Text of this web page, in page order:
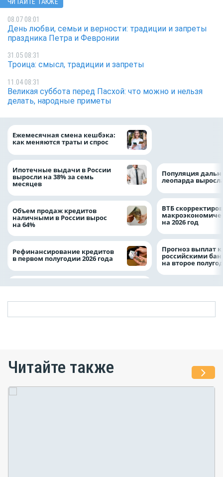
ЧИТАЙТЕ ТАКЖЕ
08.07 08:01
День любви, семьи и верности: традиции и запреты
праздника Петра и Февронии
31.05 08:31
Троица: смысл, традиции и запреты
11.04 08:31
Великая суббота перед Пасхой: что можно и нельзя
делать, народные приметы
Ежемесячная смена кешбэка:
как меняются траты и спрос
Ипотечные выдачи в России
выросли на 38% за семь
месяцев
Объем продаж кредитов
наличными в России вырос
на 64%
Рефинансирование кредитов
в первом полугодии 2026 года
Популяция
леопарда
ВТБ
на 2026 год
Прогноз выплат
российскими
на второе
Читайте также